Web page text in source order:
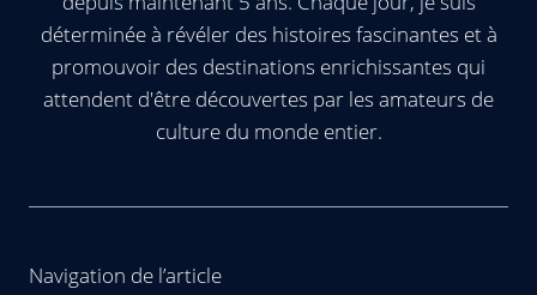
déterminée à révéler des histoires fascinantes et à
promouvoir des destinations enrichissantes qui
attendent d'être découvertes par les amateurs de
culture du monde entier.
Navigation de l’article